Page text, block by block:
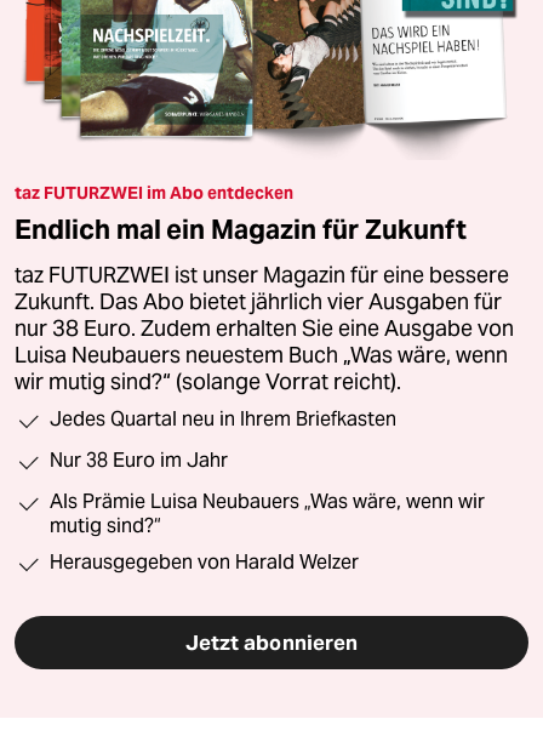
taz FUTURZWEI im Abo entdecken
Endlich mal ein Magazin für Zukunft
taz FUTURZWEI ist unser Magazin für eine bessere
Zukunft. Das Abo bietet jährlich vier Ausgaben für
nur 38 Euro. Zudem erhalten Sie eine Ausgabe von
Luisa Neubauers neuestem Buch „Was wäre, wenn
wir mutig sind?“ (solange Vorrat reicht).
Jedes Quartal neu in Ihrem Briefkasten
Nur 38 Euro im Jahr
Als Prämie Luisa Neubauers „Was wäre, wenn wir
mutig sind?“
Herausgegeben von Harald Welzer
Jetzt abonnieren